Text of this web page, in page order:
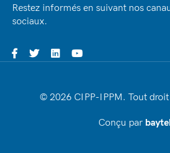
Restez informés en suivant nos
sociaux.
© 2026 CIPP-IPPM. Tout droit
Conçu par